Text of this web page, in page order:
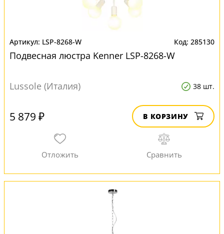
LSP-8268-W 285130
Подвесная люстра Kenner LSP-8268-W
Lussole (Италия) 38 шт.
5 879 ₽ В КОРЗИНУ